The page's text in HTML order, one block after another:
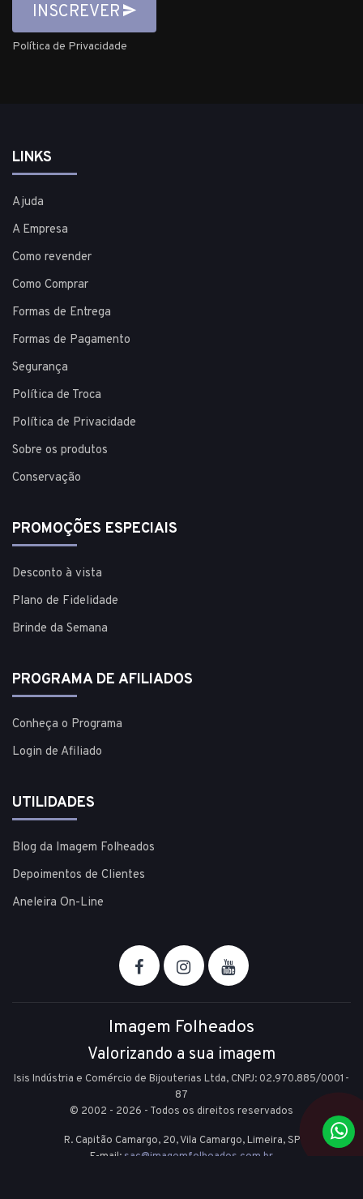
INSCREVER
Política de Privacidade
LINKS
Ajuda
A Empresa
Como revender
Como Comprar
Formas de Entrega
Formas de Pagamento
Segurança
Política de Troca
Política de Privacidade
Sobre os produtos
Conservação
PROMOÇÕES ESPECIAIS
Desconto à vista
Plano de Fidelidade
Brinde da Semana
PROGRAMA DE AFILIADOS
Conheça o Programa
Login de Afiliado
UTILIDADES
Blog da Imagem Folheados
Depoimentos de Clientes
Aneleira On-Line
Imagem Folheados
Valorizando a sua imagem
Isis Indústria e Comércio de Bijouterias Ltda, CNPJ: 02.970.885/0001-
87
© 2002 - 2026 - Todos os direitos reservados
R. Capitão Camargo, 20, Vila Camargo,Limeira,SP
E-mail: sac@imagemfolheados.com.br